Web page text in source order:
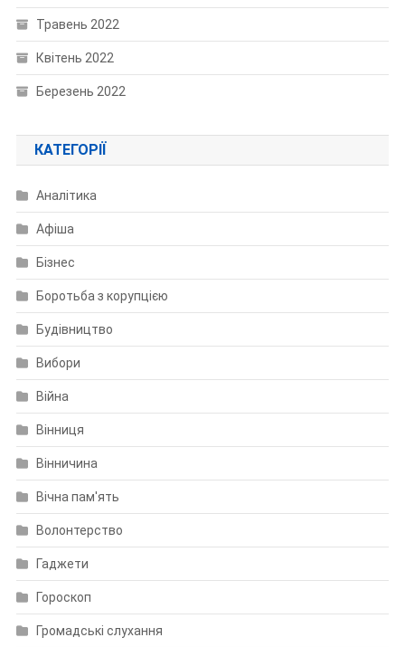
Травень 2022
Квітень 2022
Березень 2022
КАТЕГОРІЇ
Аналітика
Афіша
Бізнес
Боротьба з корупцією
Будівництво
Вибори
Війна
Вінниця
Вінничина
Вічна пам'ять
Волонтерство
Гаджети
Гороскоп
Громадські слухання